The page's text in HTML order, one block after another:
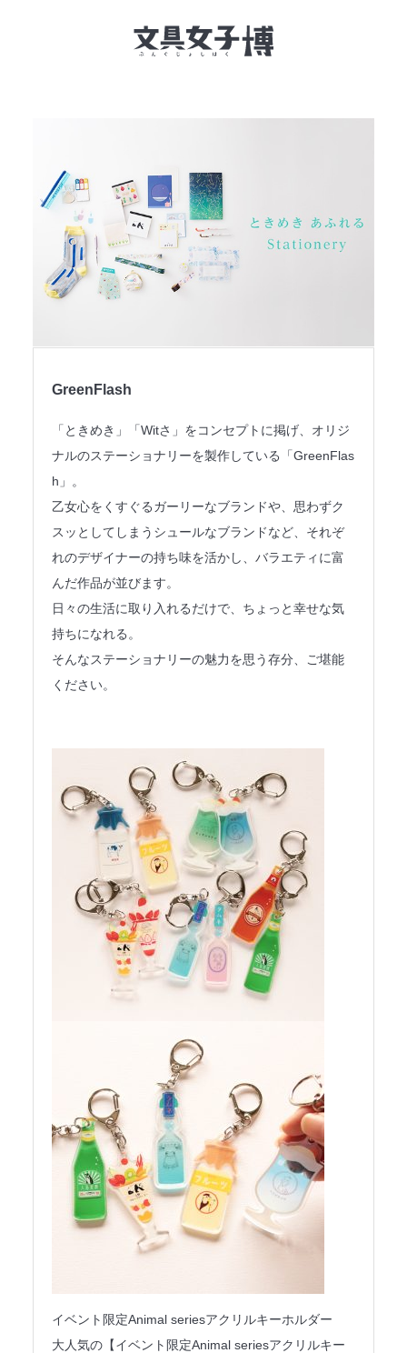
イベント一覧
NEWS
文具女子アワード
レポート
法人のみなさまへ
SHARE ME!
GreenFlash
「ときめき」「Witさ」をコンセプトに掲げ、オリジ
ナルのステーショナリーを製作している「GreenFlas
h」。
乙女心をくすぐるガーリーなブランドや、思わずク
スッとしてしまうシュールなブランドなど、それぞ
れのデザイナーの持ち味を活かし、バラエティに富
んだ作品が並びます。
日々の生活に取り入れるだけで、ちょっと幸せな気
持ちになれる。
そんなステーショナリーの魅力を思う存分、ご堪能
ください。
イベント限定Animal seriesアクリルキーホルダー
大人気の【イベント限定Animal seriesアクリルキー